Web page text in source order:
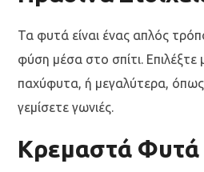
Τα φυτά είναι ένας απλός
φύση μέσα στο σπίτι.
παχύφυτα, ή μεγαλύτερα, όπως
γεμίσετε γωνιές.
Κρεμαστά Φυτά